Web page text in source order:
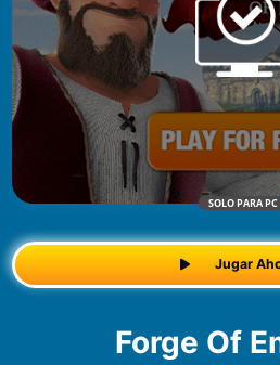
SOLO PARA PC
Jugar
Forge Of